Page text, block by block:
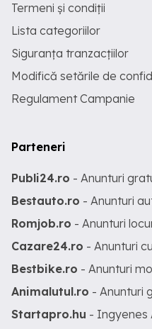
Termeni și condiții
Lista categoriilor
Siguranța tranzacțiilor
Modifică setările de
Regulament Campanie
Parteneri
Publi24.ro - Anunturi
Bestauto.ro - Anunturi
Romjob.ro - Anunturi
Cazare24.ro - Anunturi
Bestbike.ro - Anunturi
Animalutul.ro - Anunturi
Startapro.hu - Ingyenes